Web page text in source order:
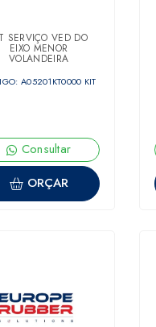
SERVIÇO VED DO
EIXO MENOR
VOLANDEIRA
A05201KT0000 KIT
Consultar
ORÇAR